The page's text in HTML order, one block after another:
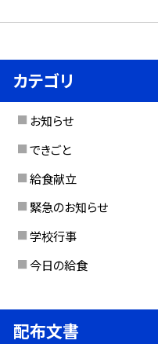
カテゴリ
お知らせ
できごと
給食献立
緊急のお知らせ
学校行事
今日の給食
配布文書